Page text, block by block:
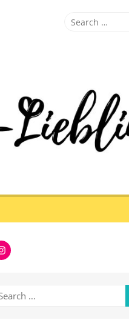
Search
Instagram